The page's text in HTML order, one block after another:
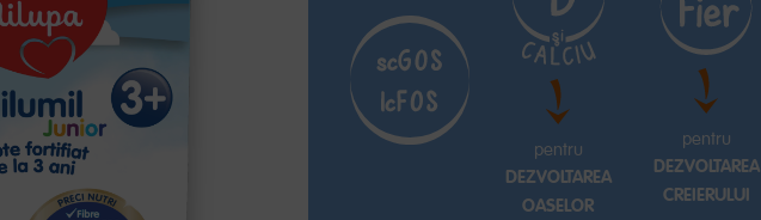
pentru
DEZVOLTAREA
OASELOR
pentru
DEZVOLTAREA
CREIERULUI